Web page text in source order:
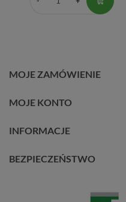
MOJE ZAMÓWIENIE
MOJE KONTO
INFORMACJE
BEZPIECZEŃSTWO